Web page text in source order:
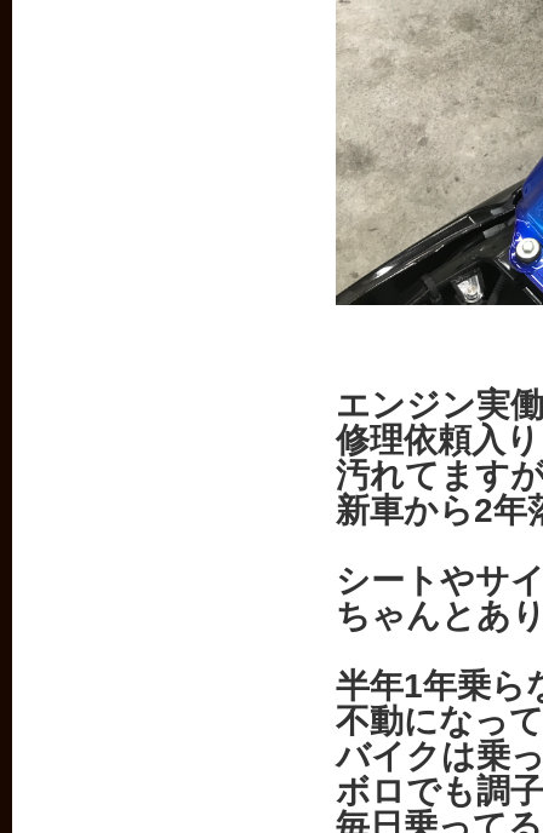
エンジン実働
修理依頼入
汚れてます
新車から2年
シートやサ
ちゃんとあ
半年1年乗ら
不動になっ
バイクは乗
ボロでも調